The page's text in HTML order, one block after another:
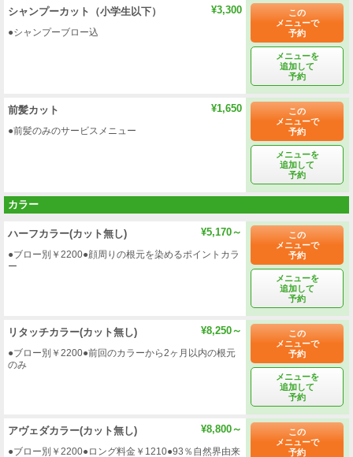
シャンプーカット（小学生以下） ¥3,300
●シャンプーブロー込
この
メニューで
予約
メニューを
追加して
予約
前髪カット ¥1,650
●前髪のみのサービスメニュー
この
メニューで
予約
メニューを
追加して
予約
カラー
ハーフカラー(カット無し) ¥5,170～
●ブロー別￥2200●顔周りの根元を染めるポイントカラ
ー
この
メニューで
予約
メニューを
追加して
予約
リタッチカラー(カット無し) ¥8,250～
●ブロー別￥2200●前回のカラーから2ヶ月以内の根元
のみ
この
メニューで
予約
メニューを
追加して
予約
アヴェダカラー(カット無し) ¥8,800～
●ブロー別￥2200●ロング料金￥1210●93％自然界由来
この
メニューで
予約